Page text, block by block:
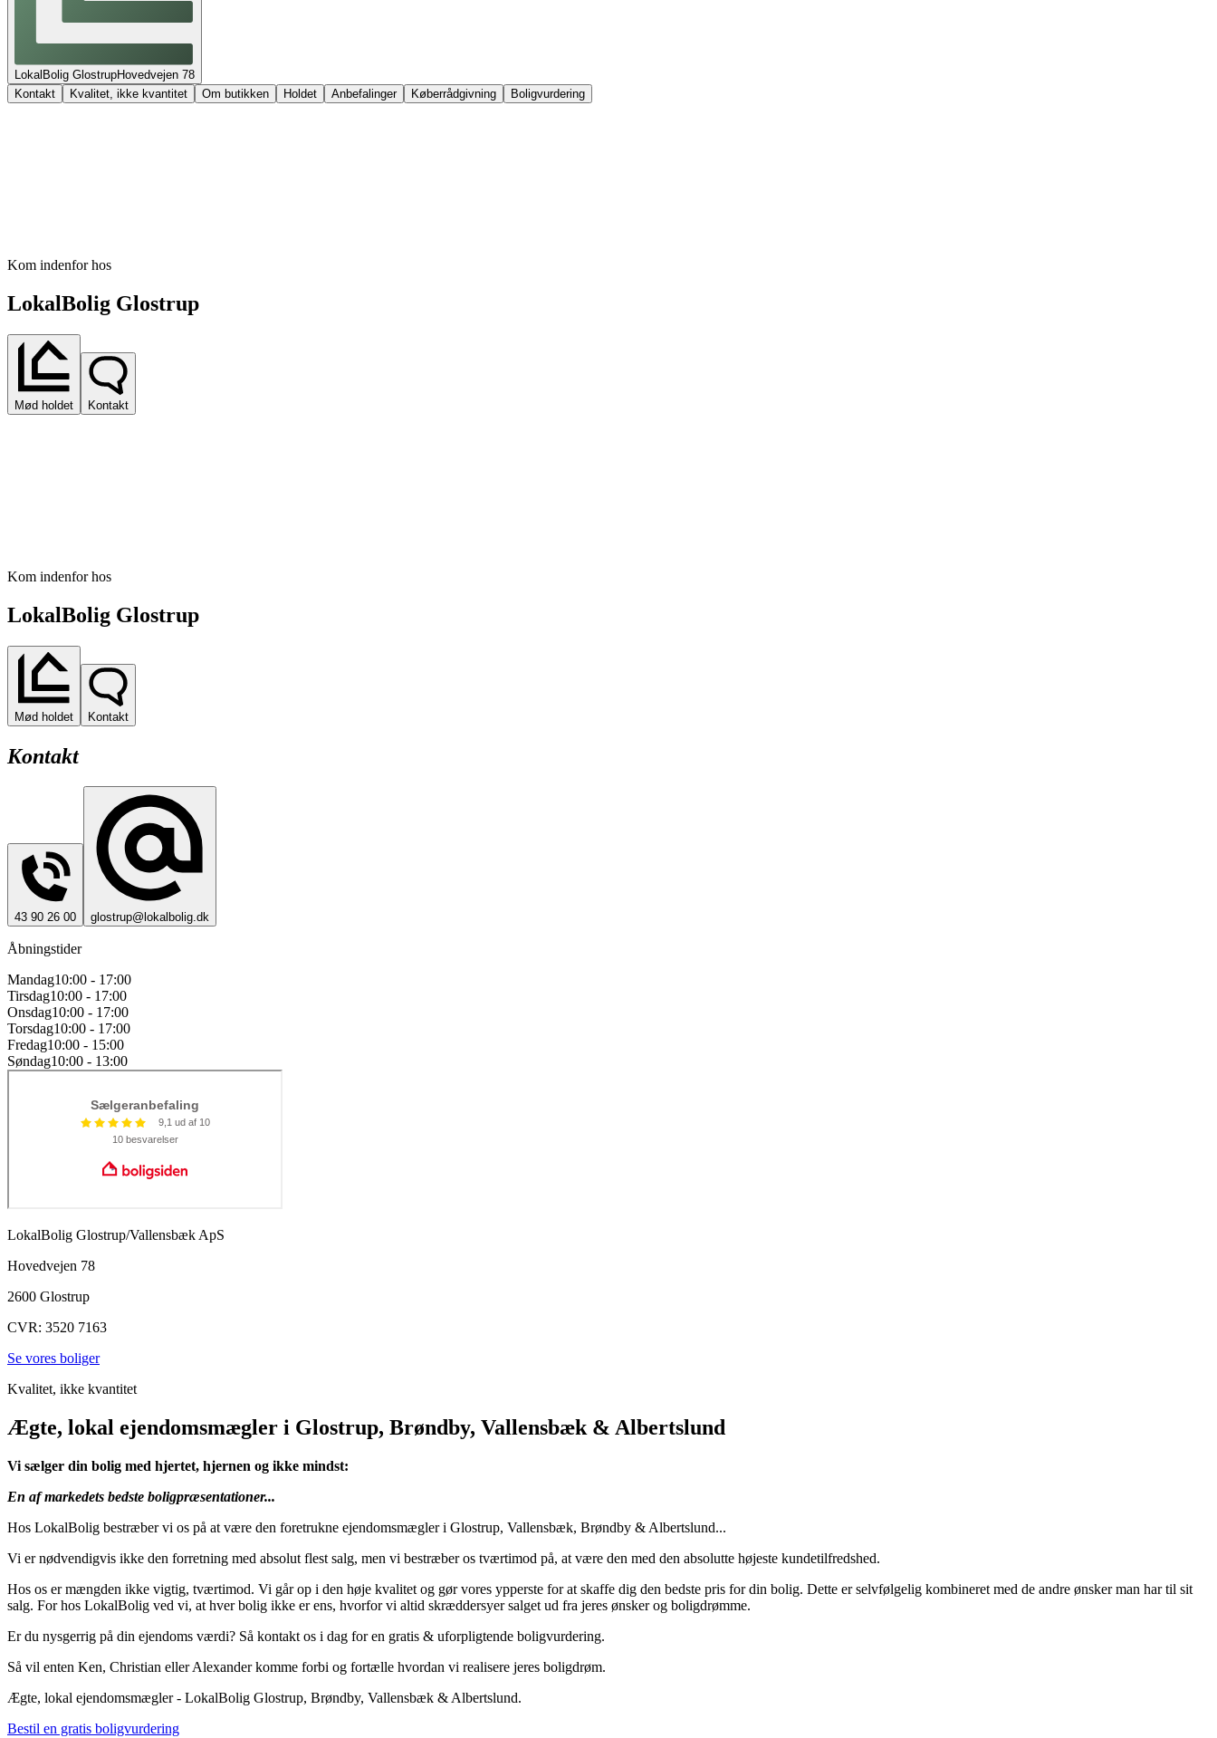
LokalBolig GlostrupHovedvejen 78
Kontakt
Kvalitet, ikke kvantitet Om butikken Holdet Anbefalinger Køberrådgivning Boligvurdering
Kom indenfor hos
LokalBolig Glostrup
Mød holdet Kontakt
Kom indenfor hos
LokalBolig Glostrup
Mød holdet Kontakt
Kontakt
43 90 26 00 glostrup@lokalbolig.dk
Åbningstider
Mandag10:00 - 17:00
Tirsdag10:00 - 17:00
Onsdag10:00 - 17:00
Torsdag10:00 - 17:00
Fredag10:00 - 15:00
Søndag10:00 - 13:00
LokalBolig Glostrup/Vallensbæk ApS
Hovedvejen 78
2600 Glostrup
CVR: 3520 7163
Se vores boliger
Kvalitet, ikke kvantitet
Ægte, lokal ejendomsmægler i Glostrup, Brøndby, Vallensbæk & Albertslund
Vi sælger din bolig med hjertet, hjernen og ikke mindst:
En af markedets bedste boligpræsentationer...
Hos LokalBolig bestræber vi os på at være den foretrukne ejendomsmægler i Glostrup, Vallensbæk, Brøndby & Albertslund...
Vi er nødvendigvis ikke den forretning med absolut flest salg, men vi bestræber os tværtimod på, at være den med den absolutte højeste kundetilfredshed.
Hos os er mængden ikke vigtig, tværtimod. Vi går op i den høje kvalitet og gør vores ypperste for at skaffe dig den bedste pris for din bolig. Dette er selvfølgelig kombineret med de andre ønsker man har til sit
salg. For hos LokalBolig ved vi, at hver bolig ikke er ens, hvorfor vi altid skræddersyer salget ud fra jeres ønsker og boligdrømme.
Er du nysgerrig på din ejendoms værdi? Så kontakt os i dag for en gratis & uforpligtende boligvurdering.
Så vil enten Ken, Christian eller Alexander komme forbi og fortælle hvordan vi realisere jeres boligdrøm.
Ægte, lokal ejendomsmægler - LokalBolig Glostrup, Brøndby, Vallensbæk & Albertslund.
Bestil en gratis boligvurdering